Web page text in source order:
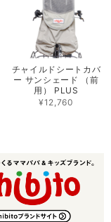
チャイルドシートカバ
ー サンシェード （前
用） PLUS
¥12,760